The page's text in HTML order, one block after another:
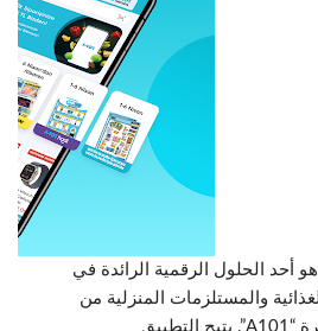
تطبيق A101 Kapıda هو أحد الحلول الرقمية الرائدة في
والمستلزمات المنزلية من
سلسلة المتاجر الشهيرة “A101”. يتيح التطبيق